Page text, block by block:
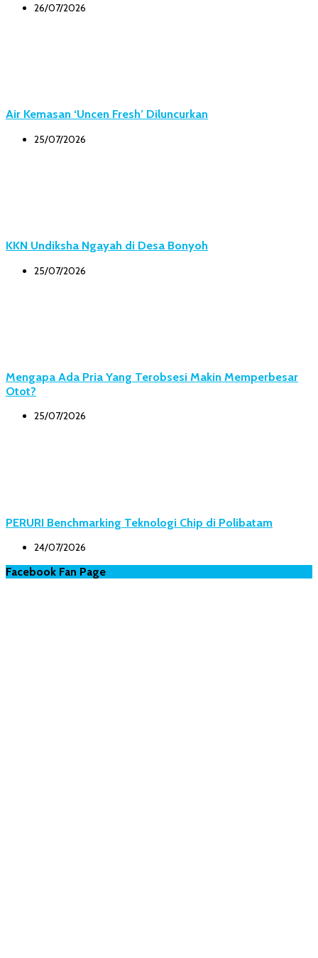
26/07/2026
Air Kemasan ‘Uncen Fresh’ Diluncurkan
25/07/2026
KKN Undiksha Ngayah di Desa Bonyoh
25/07/2026
Mengapa Ada Pria Yang Terobsesi Makin Memperbesar
Otot?
25/07/2026
PERURI Benchmarking Teknologi Chip di Polibatam
24/07/2026
Facebook Fan Page